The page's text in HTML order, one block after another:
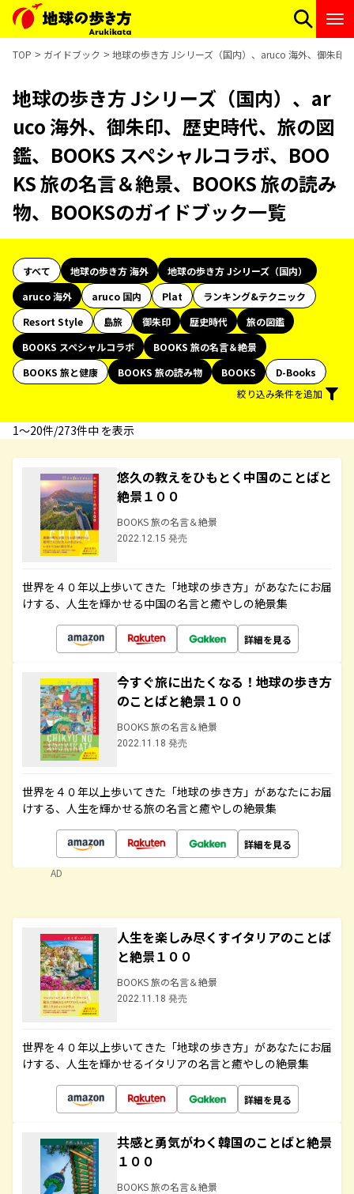
TOP ガイドブック 地球の歩き方 Jシリーズ（国内）、aruco 海外、御朱印
地球の歩き方 Jシリーズ（国内）、ar
uco 海外、御朱印、歴史時代、旅の図
鑑、BOOKS スペシャルコラボ、BOO
KS 旅の名言＆絶景、BOOKS 旅の読み
物、BOOKSのガイドブック一覧
すべて 地球の歩き方 海外
地球の歩き方 Jシリーズ（国内）
aruco 海外
aruco 国内 Plat
ランキング&テクニック
Resort Style
島旅 御朱印 歴史時代
旅の図鑑
BOOKS スペシャルコラボ
BOOKS 旅の名言＆絶景
BOOKS 旅と健康
BOOKS 旅の読み物 BOOKS
D-Books
絞り込み条件を追加
1〜20件/273件中 を表示
悠久の教えをひもとく中国のことばと
絶景１００
BOOKS 旅の名言＆絶景
2022.12.15 発売
世界を４０年以上歩いてきた「地球の歩き方」があなたにお届
けする、人生を輝かせる中国の名言と癒やしの絶景集
詳細を見る
今すぐ旅に出たくなる！地球の歩き方
のことばと絶景１００
BOOKS 旅の名言＆絶景
2022.11.18 発売
世界を４０年以上歩いてきた「地球の歩き方」があなたにお届
けする、人生を輝かせる旅の名言と癒やしの絶景集
詳細を見る
AD
人生を楽しみ尽くすイタリアのことば
と絶景１００
BOOKS 旅の名言＆絶景
2022.11.18 発売
世界を４０年以上歩いてきた「地球の歩き方」があなたにお届
けする、人生を輝かせるイタリアの名言と癒やしの絶景集
詳細を見る
共感と勇気がわく韓国のことばと絶景
１００
BOOKS 旅の名言＆絶景